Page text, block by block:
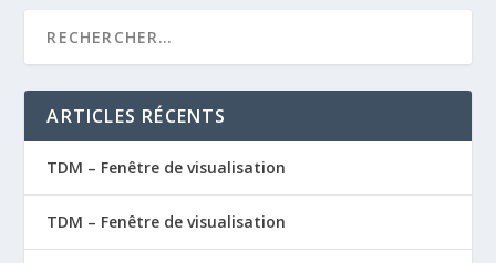
ARTICLES RÉCENTS
TDM – Fenêtre de visualisation
TDM – Fenêtre de visualisation